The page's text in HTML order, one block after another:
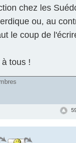
chez les
ou, au
le coup de
tous !